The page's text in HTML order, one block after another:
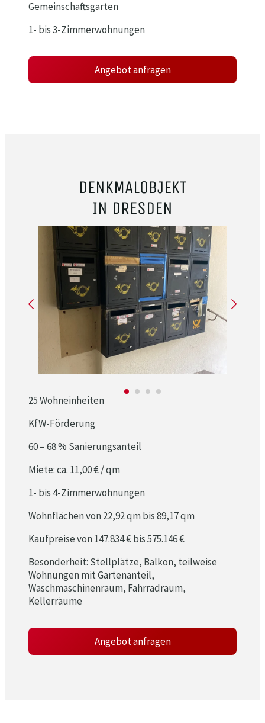
Gemeinschaftsgarten
1- bis 3-Zimmerwohnungen
Angebot anfragen
DENKMALOBJEKT
IN DRESDEN
25 Wohneinheiten
KfW-Förderung
60 – 68 % Sanierungsanteil
Miete: ca. 11,00 € / qm
1- bis 4-Zimmerwohnungen
Wohnflächen von 22,92 qm bis 89,17 qm
Kaufpreise von 147.834 € bis 575.146 €
Besonderheit: Stellplätze, Balkon, teilweise
Wohnungen mit Gartenanteil,
Waschmaschinenraum, Fahrradraum,
Kellerräume
Angebot anfragen